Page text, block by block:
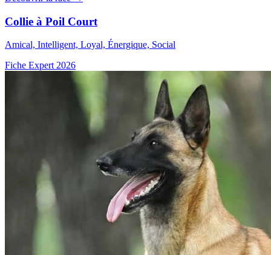
Collie à Poil Court
Amical, Intelligent, Loyal, Énergique, Social
Fiche Expert 2026